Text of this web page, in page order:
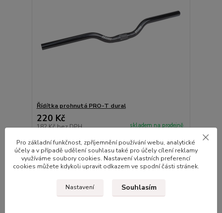
Řídítka prohnutá PRO-T dural
220 Kč
182 Kčbez DPH skladem na prodejně
Přidat do košíku
Pro základní funkčnost, zpříjemnění používání webu, analytické
účely a v případě udělení souhlasu také pro účely cílení reklamy
využíváme soubory cookies. Nastavení vlastních preferencí
cookies můžete kdykoli upravit odkazem ve spodní části stránek.
Nastavení Souhlasím